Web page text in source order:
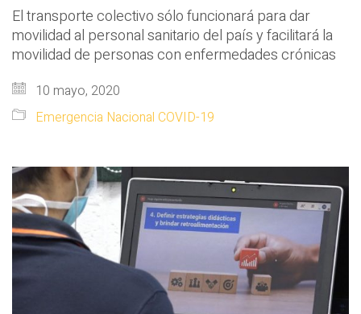
El transporte colectivo sólo funcionará para dar
movilidad al personal sanitario del país y facilitará la
movilidad de personas con enfermedades crónicas
10 mayo, 2020
Emergencia Nacional COVID-19